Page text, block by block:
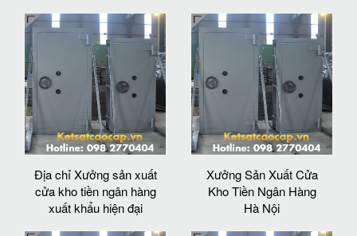
Địa chỉ Xưởng sản xuất
cửa kho tiền ngân hàng
xuất khẩu hiện đại
Xưởng Sản Xuất Cửa
Kho Tiền Ngân Hàng
Hà Nội